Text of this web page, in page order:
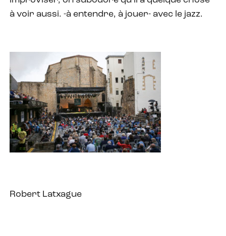
à voir aussi. -à entendre, à jouer- avec le jazz.
Robert Latxague